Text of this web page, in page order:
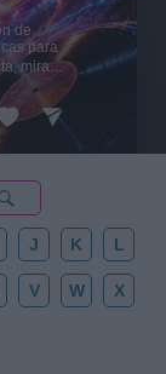
de
para
mira
J K L
V W X